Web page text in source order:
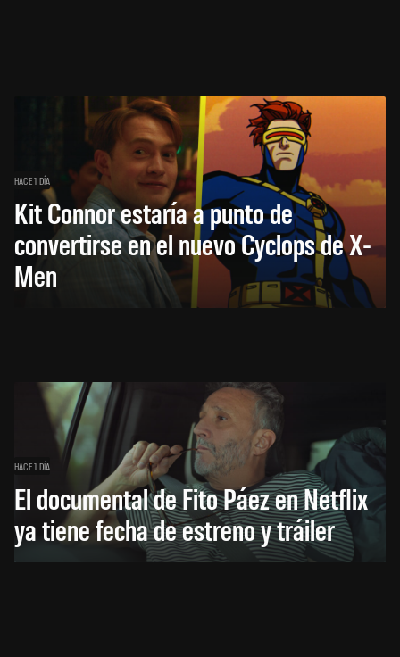
HACE 1 DÍA
Kit Connor estaría a punto de
convertirse en el nuevo Cyclops de X-
Men
HACE 1 DÍA
El documental de Fito Páez en Netflix
ya tiene fecha de estreno y tráiler